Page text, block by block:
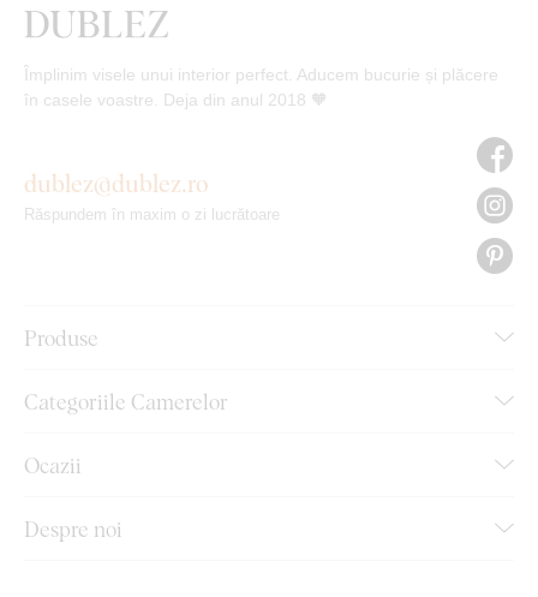
Împlinim visele unui interior perfect. Aducem bucurie și plăcere
în casele voastre. Deja din anul 2018 🧡
Produse
Categoriile Camerelor
Ocazii
Despre noi
dublez@dublez.ro
Răspundem în maxim o zi lucrătoare